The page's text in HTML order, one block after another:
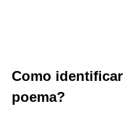
Como
poema?